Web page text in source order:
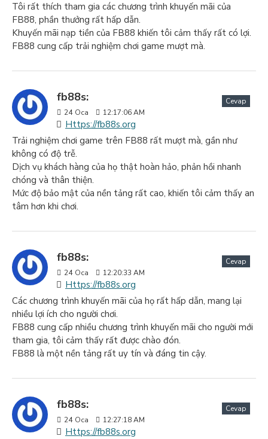
Tôi rất thích tham gia các chương trình khuyến mãi của
FB88, phần thưởng rất hấp dẫn.
Khuyến mãi nạp tiền của FB88 khiến tôi cảm thấy rất có lợi.
FB88 cung cấp trải nghiệm chơi game mượt mà.
fb88s:
24 Oca 12:17:06 AM
Https://fb88s.org
Cevap
Trải nghiệm chơi game trên FB88 rất mượt mà, gần như
không có độ trễ.
Dịch vụ khách hàng của họ thật hoàn hảo, phản hồi nhanh
chóng và thân thiện.
Mức độ bảo mật của nền tảng rất cao, khiến tôi cảm thấy an
tâm hơn khi chơi.
fb88s:
24 Oca 12:20:33 AM
Https://fb88s.org
Cevap
Các chương trình khuyến mãi của họ rất hấp dẫn, mang lại
nhiều lợi ích cho người chơi.
FB88 cung cấp nhiều chương trình khuyến mãi cho người mới
tham gia, tôi cảm thấy rất được chào đón.
FB88 là một nền tảng rất uy tín và đáng tin cậy.
fb88s:
24 Oca 12:27:18 AM
Https://fb88s.org
Cevap